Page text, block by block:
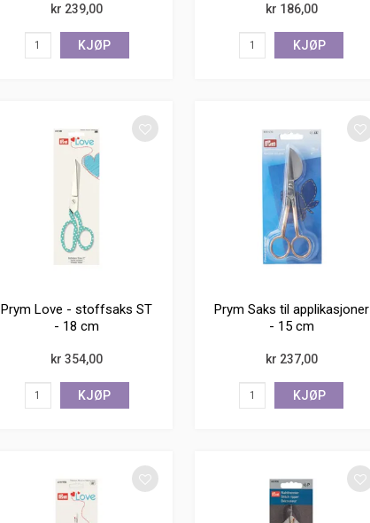
kr 239,00
KJØP
kr 186,00
KJØP
Prym Love - stoffsaks ST
- 18 cm
kr 354,00
KJØP
Prym Saks til applikasjoner
- 15 cm
kr 237,00
KJØP